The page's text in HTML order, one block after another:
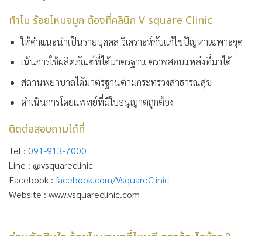
ทำไม ร้อยไหมจมูก ต้องที่คลินิก V square Clinic
ให้คำแนะนำเป็นรายบุคคล วิเคราะห์กับแก้ไขปัญหาเฉพาะจุด
เน้นการใช้ผลิตภัณฑ์ที่ได้มาตรฐาน ตรวจสอบแหล่งที่มาได้
สถานพยาบาลได้มาตรฐานตามกระทรวงสาธารณสุข
ดำเนินการโดยแพทย์ที่มีใบอนุญาตถูกต้อง
ติดต่อสอบถามได้ที่
Tel : 091-913-7000
Line : @vsquareclinic
Facebook : facebook.com/VsquareClinic
Website : www.vsquareclinic.com